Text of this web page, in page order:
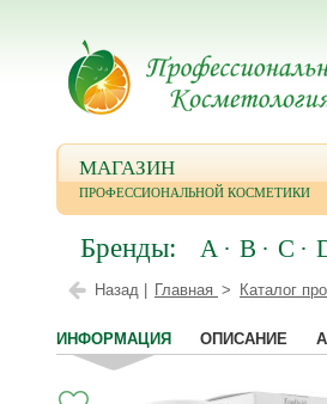
МАГАЗИН
ПРОФЕССИОНАЛЬНОЙ КОСМЕТИКИ
Бренды: A B C
Назад | Главная Каталог
ИНФОРМАЦИЯ ОПИСАНИЕ